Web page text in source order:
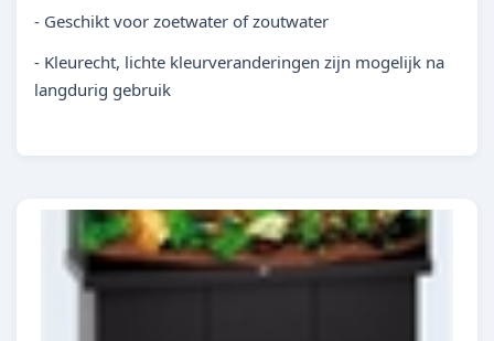
- Geschikt voor zoetwater of zoutwater
- Kleurecht, lichte kleurveranderingen zijn mogelijk na
langdurig gebruik